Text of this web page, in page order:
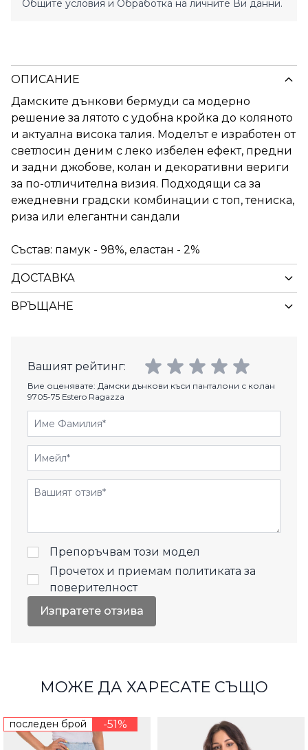
Общите условия и Обработка на личните Ви данни.
ОПИСАНИЕ
Дамските дънкови бермуди са модерно
решение за лятото с удобна кройка до коляното
и актуална висока талия. Моделът е изработен от
светлосин деним с леко избелен ефект, предни
и задни джобове, колан и декоративни вериги
за по-отличителна визия. Подходящи са за
ежедневни градски комбинации с топ, тениска,
риза или елегантни сандали
Състав: памук - 98%, еластан - 2%
ДОСТАВКА
ВРЪЩАНЕ
Вашият рейтинг:
Вие оценявате: Дамски дънкови къси панталони с колан
9705-75 Estero Ragazza
Име Фамилия
Имейл
Отзиви
Препоръчвам този модел
Прочетох и приемам политиката за
поверителност
Изпратете отзива
МОЖЕ ДА ХАРЕСАТЕ СЪЩО
последен брой -51%